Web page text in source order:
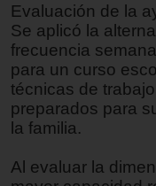
Evaluación de la
Se aplicó la
frecuencia
para un curso
técnicas de
preparados para
la familia.
Al evaluar la